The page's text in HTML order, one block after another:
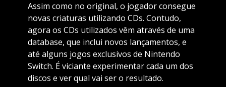
Assim como no original, o jogador consegue
novas criaturas utilizando CDs. Contudo,
agora os CDs utilizados vêm através de uma
database, que inclui novos lançamentos, e
até alguns jogos exclusivos de Nintendo
Switch. É viciante experimentar cada um dos
discos e ver qual vai ser o resultado.